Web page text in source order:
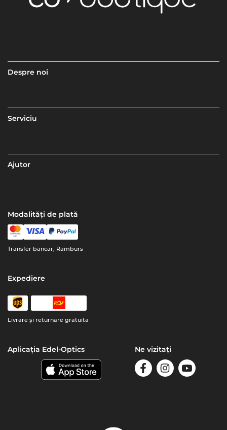
Despre noi
Serviciu
Ajutor
Modalități de plată
Transfer bancar, Ramburs
Expediere
Livrare şi returnare gratuita
Aplicația Edel-Optics Ne vizitați